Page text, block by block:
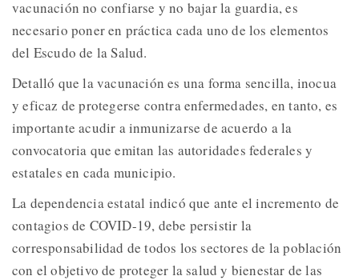
vacunación no confiarse y no bajar la guardia, es
necesario poner en práctica cada uno de los elementos
del Escudo de la Salud.
Detalló que la vacunación es una forma sencilla, inocua
y eficaz de protegerse contra enfermedades, en tanto, es
importante acudir a inmunizarse de acuerdo a la
convocatoria que emitan las autoridades federales y
estatales en cada municipio.
La dependencia estatal indicó que ante el incremento de
contagios de COVID-19, debe persistir la
corresponsabilidad de todos los sectores de la población
con el objetivo de proteger la salud y bienestar de las